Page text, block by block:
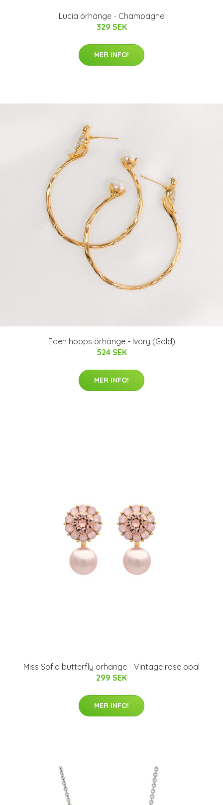
Lucia örhänge - Champagne
329 SEK
MER INFO!
Eden hoops örhänge - Ivory (Gold)
524 SEK
MER INFO!
Miss Sofia butterfly örhänge - Vintage rose opal
299 SEK
MER INFO!